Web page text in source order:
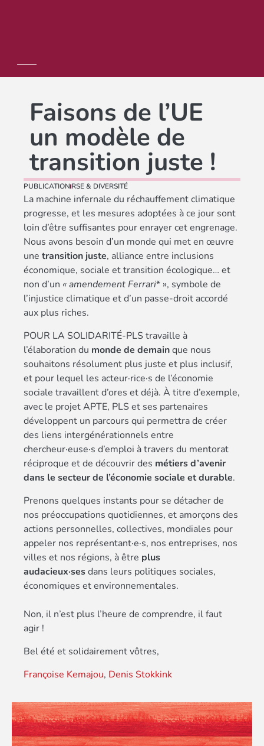
Faisons de l’UE
un modèle de
transition juste !
PUBLICATION RSE & DIVERSITÉ
La machine infernale du réchauffement climatique
progresse, et les mesures adoptées à ce jour sont
loin d’être suffisantes pour enrayer cet engrenage.
Nous avons besoin d’un monde qui met en œuvre
une transition juste, alliance entre inclusions
économique, sociale et transition écologique… et
non d’un « amendement Ferrari* », symbole de
l’injustice climatique et d’un passe-droit accordé
aux plus riches.
POUR LA SOLIDARITÉ-PLS travaille à
l’élaboration du monde de demainque nous
souhaitons résolument plus juste et plus inclusif,
et pour lequel les acteur·rice·s de l’économie
sociale travaillent d’ores et déjà. À titre d’exemple,
avec le projet APTE, PLS et ses partenaires
développent un parcours qui permettra de créer
des liens intergénérationnels entre
chercheur·euse·s d’emploi à travers du mentorat
réciproque et de découvrir des métiers d’avenir
dans le secteur de l’économie sociale et durable.
Prenons quelques instants pour se détacher de
nos préoccupations quotidiennes, et amorçons des
actions personnelles, collectives, mondiales pour
appeler nos représentant·e·s, nos entreprises, nos
villes et nos régions, à être plus
audacieux·sesdans leurs politiques sociales,
économiques et environnementales.
Non, il n’est plus l’heure de comprendre, il faut
agir !
Bel été et solidairement vôtres,
Françoise Kemajou, Denis Stokkink